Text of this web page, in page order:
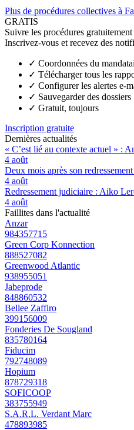
Plus de procédures collectives à
GRATIS
Suivre les procédures gratuitement
Inscrivez-vous et recevez des
✓ Coordonnées du
✓ Télécharger tous les
✓ Configurer les alertes e-
✓ Sauvegarder des dossiers
✓ Gratuit, toujours
Inscription gratuite
Dernières actualités
« C’est lié au contexte actuel » :
4 août
Deux mois après son
4 août
Redressement judiciaire : Aiko
4 août
Faillites dans l'actualité
Anzar
984357715
Green Corp Konnection
888527082
Greenwood Atlantic
938955051
Jabeprode
848860532
Bellee Zaffiro
399156009
Fonderies De Sougland
835780164
Fiducim
792748089
Hopium
878729318
SOFICOOP
383755949
S.A.R.L. Verdant Marc
478893985